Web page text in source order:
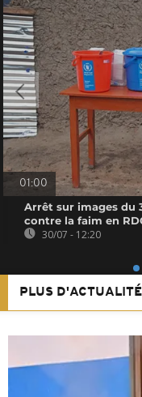
01:00
Arrêt sur images du
contre la faim en
30/07 - 12:20
PLUS